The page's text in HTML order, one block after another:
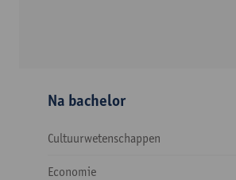
Na bachelor
Cultuurwetenschappen
Economie